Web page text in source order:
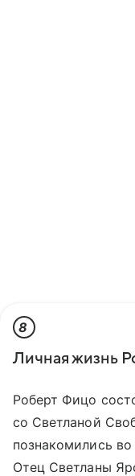
8
Личная жизнь
Роберт Фицо
со Светланой
познакомились
Отец Светланы